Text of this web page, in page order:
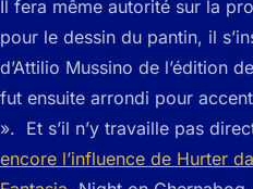
Il fera même autorité sur la
pour le dessin du pantin, il
d’Attilio Mussino de l’édition
fut ensuite arrondi pour
». Et s’il n’y travaille pas
encore l’influence de Hurter